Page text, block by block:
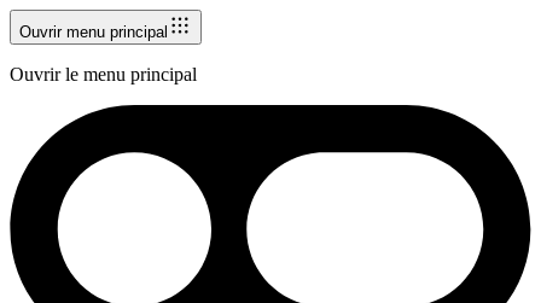
Ouvrir menu principal
Ouvrir le menu principal